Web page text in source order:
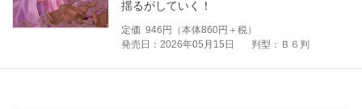
揺るがしていく！
定価 946 円（本体860円＋税）
発売日：2026年05月15日
判型：Ｂ６判